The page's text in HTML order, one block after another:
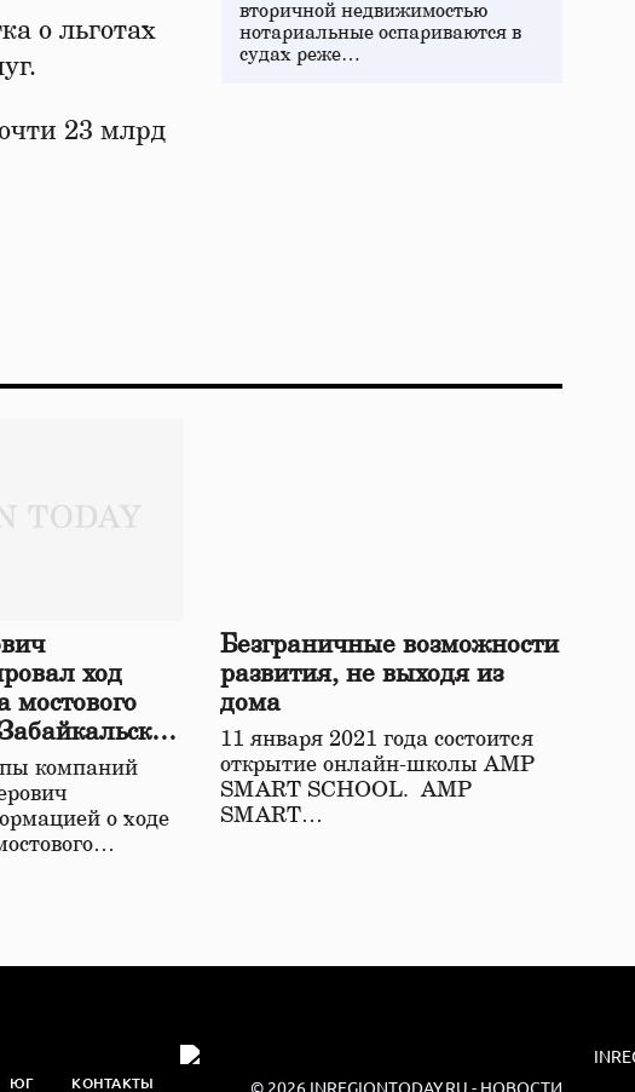
о льготах
23 млрд
вторичной недвижимостью
нотариальные оспариваются в
судах реже…
ход
мостового
компаний
о ходе
Безграничные возможности
развития, не выходя из
дома
11 января 2021 года состоится
открытие онлайн-школы АМР
SMART SCHOOL. АМР
SMART…
ЮГ КОНТАКТЫ © 2026 INREGIONTODAY.RU - НОВОСТИ